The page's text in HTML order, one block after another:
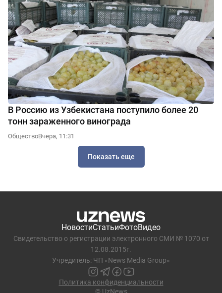
В Россию из Узбекистана поступило более 20
тонн зараженного винограда
ОбществоВчера, 11:31
Показать еще
НовостиСтатьиФотоВидео
Свидетельство о регистрации электронного СМИ № 1070 от
12.08.2015г.
Учредитель: ЧП «News Media Group»
Политика конфиденциальности
© UzNews